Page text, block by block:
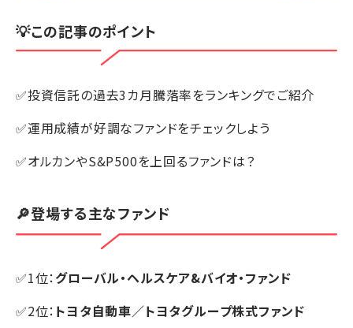
💡この記事のポイント
✅投資信託の過去3カ月騰落率をランキングでご紹介
✅運用成績が好調なファンドをチェックしよう
✅オルカンやS&P500を上回るファンドは？
🔎登場する主なファンド
✅1位：グローバル・ヘルスケア&バイオ・ファンド
✅2位： トヨタ自動車／トヨタグループ株式ファンド